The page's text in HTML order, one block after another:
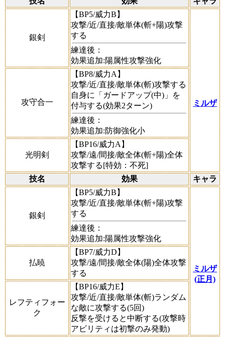
銀剣
【BP5/威力B】
攻撃/近/直接/敵単体(斬+陽)攻撃
する
練達後：
効果追加:陽属性攻撃強化
ミルザ
攻守合一
【BP8/威力A】
攻撃/近/直接/敵単体(斬)攻撃する
自身に「ガードアップ(中)」を
付与する(効果2ターン)
練達後：
効果追加:防御強化小
光明剣
【BP16/威力A】
攻撃/遠/間接/敵全体(斬+陽)全体
攻撃する[特効：不死]
技名
効果 キャラ
銀剣
【BP5/威力B】
攻撃/近/直接/敵単体(斬+陽)攻撃
する
練達後：
効果追加:陽属性攻撃強化
ミルザ
(正月)
払暁
【BP7/威力D】
攻撃/遠/間接/敵全体(陽)全体攻撃
する
レフティフォー
ク
【BP16/威力E】
攻撃/近/直接/敵単体(斬)ランダム
な敵に攻撃する(5回)
反撃を受けると中断する(攻撃時
アビリティは初撃のみ発動)